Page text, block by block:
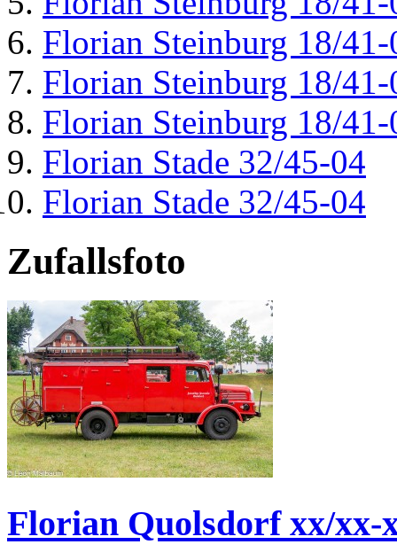
Florian Steinburg 18/41-
Florian Steinburg 18/41-
Florian Steinburg 18/41-
Florian Stade 32/45-04
Florian Stade 32/45-04
Zufallsfoto
Florian Quolsdorf xx/xx-